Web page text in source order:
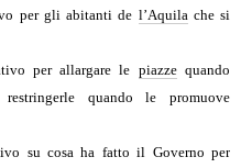
per gli abitanti de l’Aquilache si
per allargare le piazzequando
quando le promuove
su cosa ha fatto il Governo per